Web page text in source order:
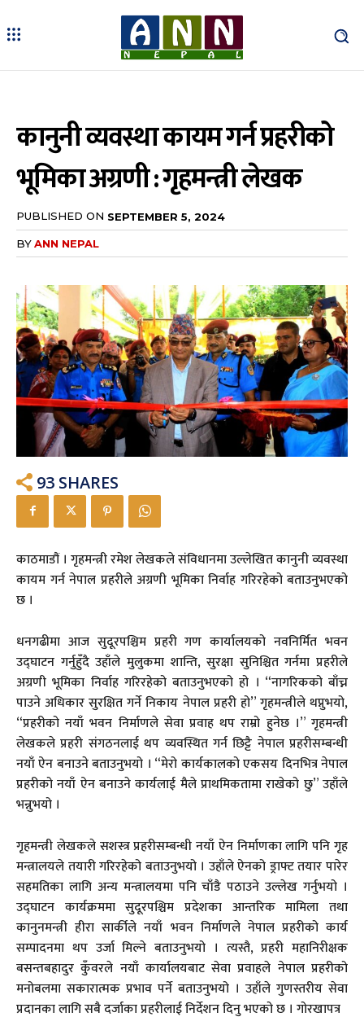
कानुनी व्यवस्था कायम गर्न प्रहरीको
भूमिका अग्रणी : गृहमन्त्री लेखक
PUBLISHED ON SEPTEMBER 5, 2024
BYANN NEPAL
93 SHARES
काठमाडौं । गृहमन्त्री रमेश लेखकले संविधानमा उल्लेखित कानुनी व्यवस्था
कायम गर्न नेपाल प्रहरीले अग्रणी भूमिका निर्वाह गरिरहेको बताउनुभएको
छ ।
धनगढीमा आज सुदूरपश्चिम प्रहरी गण कार्यालयको नवनिर्मित भवन
उद्घाटन गर्नुहुँदै उहाँले मुलुकमा शान्ति, सुरक्षा सुनिश्चित गर्नमा प्रहरीले
अग्रणी भूमिका निर्वाह गरिरहेको बताउनुभएको हो । “नागरिकको बाँच्न
पाउने अधिकार सुरक्षित गर्ने निकाय नेपाल प्रहरी हो” गृहमन्त्रीले थप्नुभयो,
“प्रहरीको नयाँ भवन निर्माणले सेवा प्रवाह थप राम्रो हुनेछ ।” गृहमन्त्री
लेखकले प्रहरी संगठनलाई थप व्यवस्थित गर्न छिट्टै नेपाल प्रहरीसम्बन्धी
नयाँ ऐन बनाउने बताउनुभयो । “मेरो कार्यकालको एकसय दिनभित्र नेपाल
प्रहरीको नयाँ ऐन बनाउने कार्यलाई मैले प्राथमिकतामा राखेको छु” उहाँले
भन्नुभयो ।
गृहमन्त्री लेखकले सशस्त्र प्रहरीसम्बन्धी नयाँ ऐन निर्माणका लागि पनि गृह
मन्त्रालयले तयारी गरिरहेको बताउनुभयो । उहाँले ऐनको ड्राफ्ट तयार पारेर
सहमतिका लागि अन्य मन्त्रालयमा पनि चाँडै पठाउने उल्लेख गर्नुभयो ।
उद्घाटन कार्यक्रममा सुदूरपश्चिम प्रदेशका आन्तरिक मामिला तथा
कानुनमन्त्री हीरा सार्कीले नयाँ भवन निर्माणले नेपाल प्रहरीको कार्य
सम्पादनमा थप उर्जा मिल्ने बताउनुभयो । त्यस्तै, प्रहरी महानिरीक्षक
बसन्तबहादुर कुँवरले नयाँ कार्यालयबाट सेवा प्रवाहले नेपाल प्रहरीको
मनोबलमा सकारात्मक प्रभाव पर्ने बताउनुभयो । उहाँले गुणस्तरीय सेवा
प्रदानका लागि सबै दर्जाका प्रहरीलाई निर्देशन दिनु भएको छ । गोरखापत्र